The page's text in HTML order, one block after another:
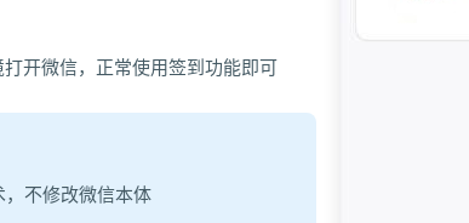
开微信，正常使用签到功能即可
，不修改微信本体